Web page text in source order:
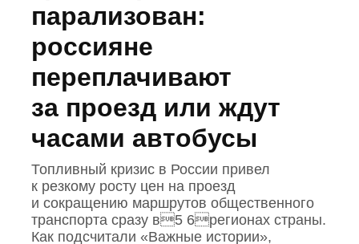
парализован:
россияне
переплачивают
за проезд или ждут
часами автобусы
Топливный кризис в России привел
к резкому росту цен на проезд
и сокращению маршрутов общественного
транспорта сразу в5 6регионах страны.
Как подсчитали «Важные истории»,